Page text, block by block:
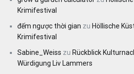
Krimifestival
đếm ngược thời gian zu Höllische
Krimifestival
Sabine_Weiss zu Rückblick
Würdigung Liv Lammers